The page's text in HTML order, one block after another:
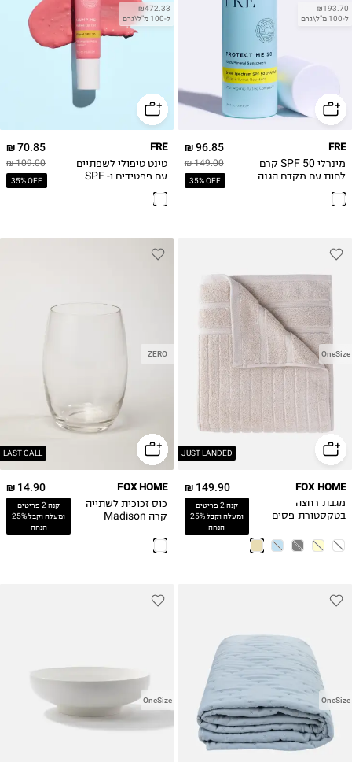
₪193.70
ל-100 מ"ל\גרם
96.85 ₪
149.00 ₪
35% OFF
FRE
מינרלי SPF 50 קרם
לחות עם מקדם הגנה
MINERAL 50-
₪472.33
ל-100 מ"ל\גרם
70.85 ₪
109.00 ₪
35% OFF
FRE
טינט טיפולי לשפתיים
עם פפטידים ו- SPF
בייבי) PLUMP ME
JUST LANDED
OneSize
149.90 ₪
קנה 2 פריטים
ומעלה וקבל 25%
הנחה
FOX HOME
מגבת רחצה
בטקסטורת פסים
LAST CALL
ZERO
14.90 ₪
קנה 2 פריטים
ומעלה וקבל 25%
הנחה
FOX HOME
כוס זכוכית לשתייה
קרה Madison
OneSize
OneSize